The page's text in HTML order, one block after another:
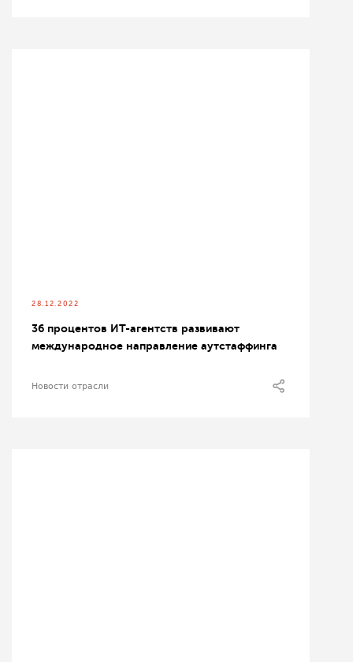
28.12.2022
36 процентов ИТ-агентств развивают
международное направление аутстаффинга
Новости отрасли